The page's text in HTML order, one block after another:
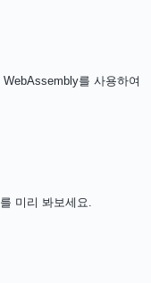
를 사용하여
미리 봐보세요.